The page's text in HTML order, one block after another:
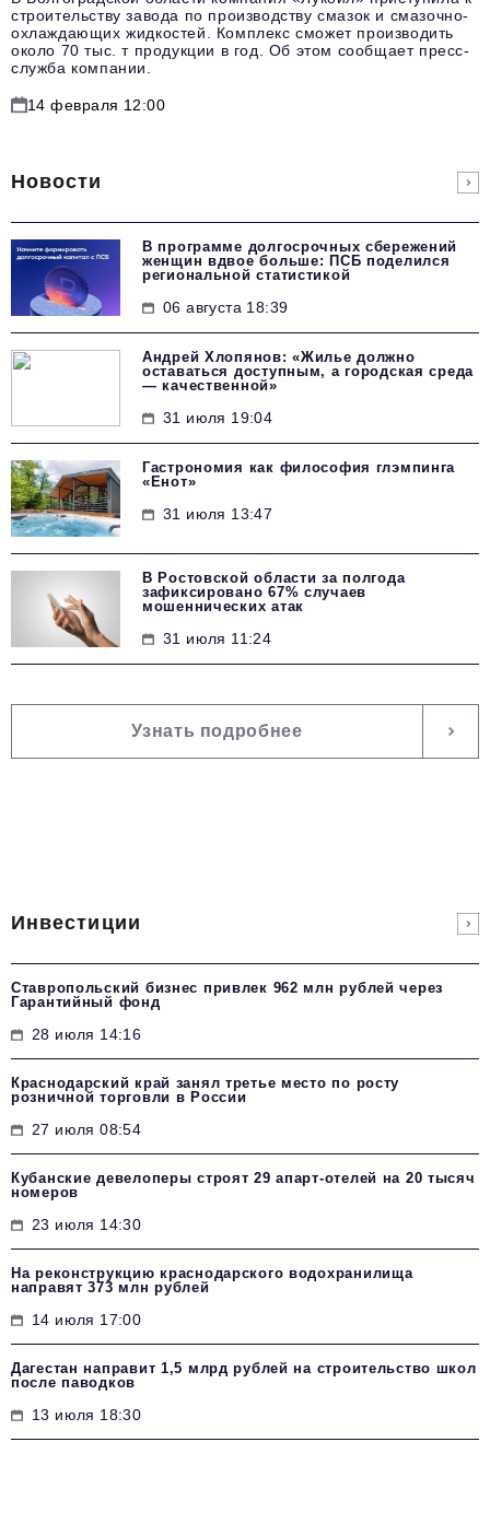
строительству завода по производству смазок и смазочно-
охлаждающих жидкостей. Комплекс сможет производить
около 70 тыс. т продукции в год. Об этом сообщает пресс-
служба компании.
14 февраля 12:00
Новости
В программе долгосрочных сбережений
женщин вдвое больше: ПСБ поделился
региональной статистикой
06 августа 18:39
Андрей Хлопянов: «Жилье должно
оставаться доступным, а городская среда
— качественной»
31 июля 19:04
Гастрономия как философия глэмпинга
«Енот»
31 июля 13:47
В Ростовской области за полгода
зафиксировано 67% случаев
мошеннических атак
31 июля 11:24
Узнать подробнее
Инвестиции
Ставропольский бизнес привлек 962 млн рублей через
Гарантийный фонд
28 июля 14:16
Краснодарский край занял третье место по росту
розничной торговли в России
27 июля 08:54
Кубанские девелоперы строят 29 апарт-отелей на 20 тысяч
номеров
23 июля 14:30
На реконструкцию краснодарского водохранилища
направят 373 млн рублей
14 июля 17:00
Дагестан направит 1,5 млрд рублей на строительство школ
после паводков
13 июля 18:30